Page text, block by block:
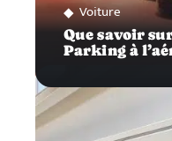
Voiture
Que savoir
Parking à